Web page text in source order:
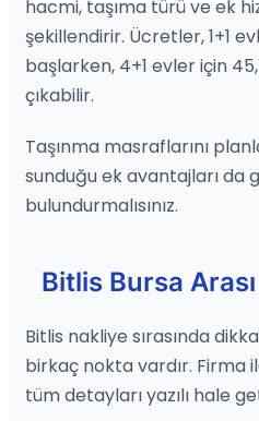
hacmi, taşıma türü ve ek
şekillendirir. Ücretler, 1+1
başlarken, 4+1 evler için
çıkabilir.
Taşınma masraflarını
sunduğu ek avantajları da
bulundurmalısınız.
Bitlis Bursa Arası
Bitlis nakliye sırasında
birkaç nokta vardır. Firma
tüm detayları yazılı hale